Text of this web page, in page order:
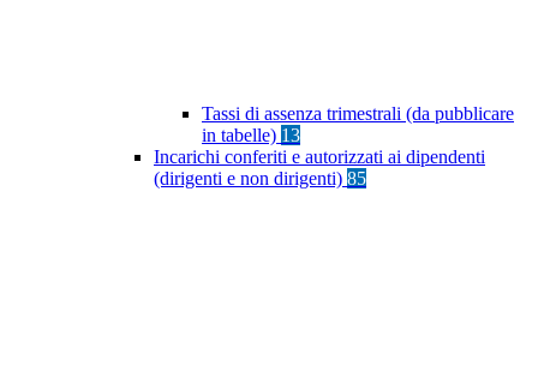
Tassi di assenza trimestrali (da pubblicare
in tabelle) 13
Incarichi conferiti e autorizzati ai dipendenti
(dirigenti e non dirigenti) 85